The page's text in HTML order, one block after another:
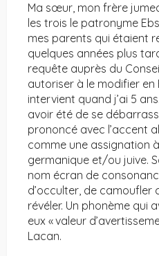
Ma sœur, mon frère
les trois le patronyme
mes parents qui étaient
quelques années plus
requête auprès du
autoriser à le modifier en
intervient quand j’ai 5
avoir été de se
prononcé avec l’accent
comme une assignation
germanique et/ou juive.
nom écran de
d’occulter, de camoufler
révéler. Un phonème qui
eux « valeur
Lacan.